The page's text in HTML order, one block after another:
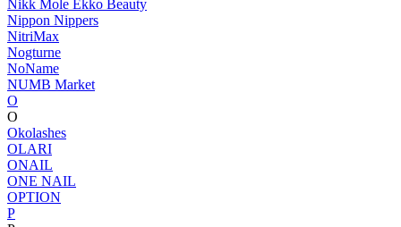
Nikk Mole Ekko Beauty
Nippon Nippers
NitriMax
Nogturne
NoName
NUMB Market
O
O
Okolashes
OLARI
ONAIL
ONE NAIL
OPTION
P